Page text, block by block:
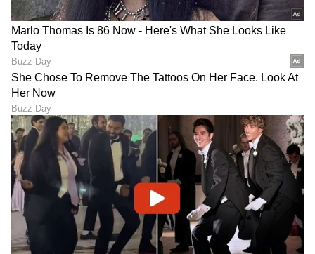
RECOMMENDED STORIES
ಎಲ್ಲಿಂದ ಎಲ್ಲಿಗೆ ಲಿಂಕ್? 'ಕೇಸರಿ
Politics: ಅದಲು ಬದಲಾಗುತ್ತಾ